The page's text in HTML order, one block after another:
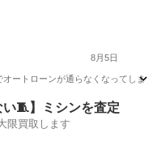
8月5日
ートローンが通らなくなってしま
オトロン
い🧵】ミシンを査定
限買取します